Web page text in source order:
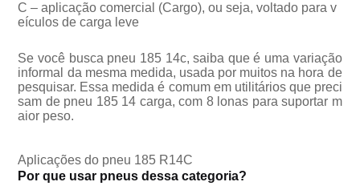
C – aplicação comercial (Cargo), ou seja, voltado para v
eículos de carga leve
Se você busca pneu 185 14c, saiba que é uma variação
informal da mesma medida, usada por muitos na hora de
pesquisar. Essa medida é comum em utilitários que preci
sam de pneu 185 14 carga, com 8 lonas para suportar m
aior peso.
Aplicações do pneu 185 R14C
Por que usar pneus dessa categoria?